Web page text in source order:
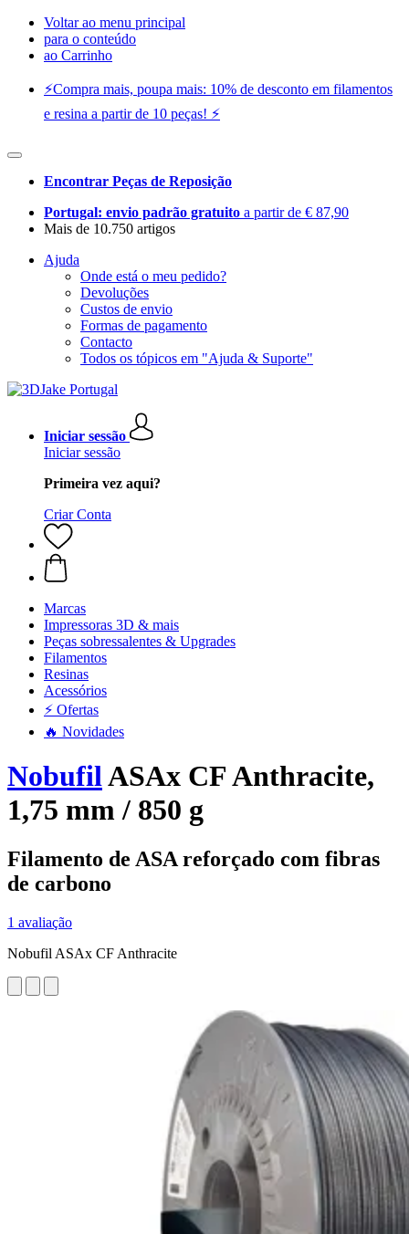
Voltar ao menu principal
para o conteúdo
ao Carrinho
⚡️Compra mais, poupa mais: 10% de desconto em filamentos
e resina a partir de 10 peças! ⚡️
Encontrar Peças de Reposição
Portugal: envio padrão gratuito a partir de € 87,90
Mais de 10.750 artigos
Ajuda
Onde está o meu pedido?
Devoluções
Custos de envio
Formas de pagamento
Contacto
Todos os tópicos em "Ajuda & Suporte"
Iniciar sessão
Iniciar sessão
Primeira vez aqui?
Criar Conta
Marcas
Impressoras 3D & mais
Peças sobressalentes & Upgrades
Filamentos
Resinas
Acessórios
⚡ Ofertas
🔥 Novidades
NobufilASAx CF Anthracite,
1,75 mm / 850 g
Filamento de ASA reforçado com fibras
de carbono
1 avaliação
Nobufil ASAx CF Anthracite